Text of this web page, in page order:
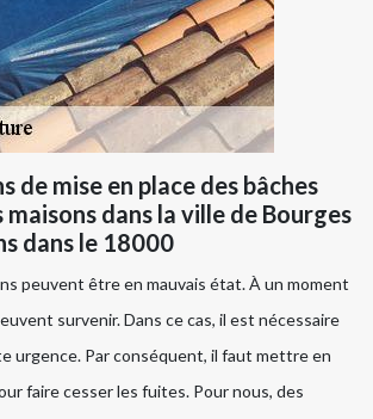
de mise en place des bâches
dans la ville de Bourges
dans le 18000
peuvent être en mauvais état. À un moment
survenir. Dans ce cas, il est nécessaire
urgence. Par conséquent, il faut mettre en
faire cesser les fuites. Pour nous, des